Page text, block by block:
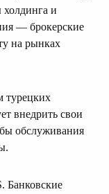
холдинга и
— брокерские
на рынках
турецких
внедрить свои
обслуживания
Банковские